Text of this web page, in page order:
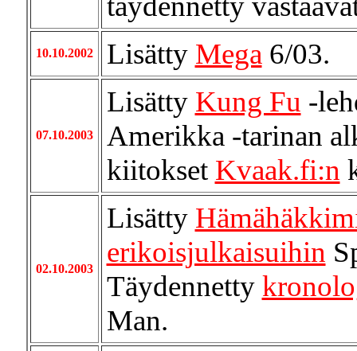
10.10.2002 Lisätty Mega 6/03.
07.10.2003
Lisätty Kung Fu -
Amerikka -tarinan
kiitokset Kvaak.fi:n
02.10.2003
Lisätty
erikoisjulkaisuihin
Täydennetty
Man.